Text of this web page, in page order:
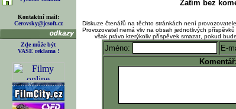
Kontaktní mail:
Cerovsky@jcsoft.cz
Zde může být
VAŠE reklama !
Zatím bez
Diskuze čtenářů na těchto stránkách není
Provozovatel nemá vliv na obsah jednotlivých
však právo kterýkoliv příspěvek smazat, pokud
Jméno:
E-
Komentář: